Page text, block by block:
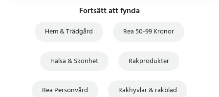
Fortsätt att fynda
Hem & Trädgård Rea 50-99 Kronor
Hälsa & Skönhet Rakprodukter
Rea Personvård Rakhyvlar & rakblad